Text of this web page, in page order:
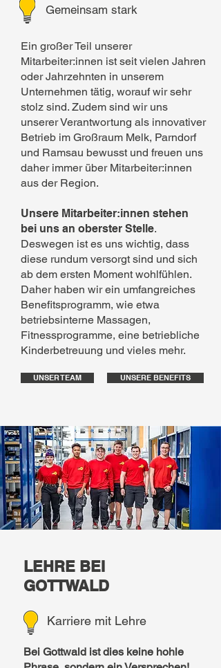
Gemeinsam stark
Ein großer Teil unserer
Mitarbeiter:innen ist seit vielen Jahren
oder Jahrzehnten in unserem
Unternehmen tätig, worauf wir sehr
stolz sind. Zudem sind wir uns
unserer Verantwortung als innovativer
Betrieb im Großraum Melk, Parndorf
und Ramsau bewusst und freuen uns
daher immer über Mitarbeiter:innen
aus der Region.
Unsere Mitarbeiter:innen stehen
bei uns an oberster Stelle.
Deswegen ist es uns wichtig, dass
diese rundum versorgt sind und sich
ab dem ersten Moment wohlfühlen.
Daher haben wir ein umfangreiches
Benefitsprogramm, wie etwa
betriebsinterne Massagen,
Fitnessprogramme, eine betriebliche
Kinderbetreuung und vieles mehr.
UNSER TEAM UNSERE BENEFITS
LEHRE BEI
GOTTWALD
Karriere mit Lehre
Bei Gottwald ist dies keine hohle